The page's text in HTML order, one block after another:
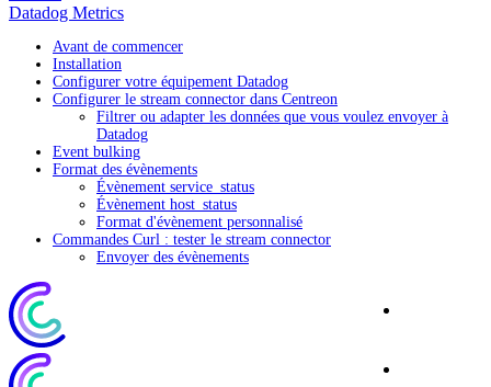
Datadog Metrics
Avant de commencer
Installation
Configurer votre équipement Datadog
Configurer le stream connector dans Centreon
Filtrer ou adapter les données que vous voulez envoyer à
Datadog
Event bulking
Format des évènements
Évènement service_status
Évènement host_status
Format d'évènement personnalisé
Commandes Curl : tester le stream connector
Envoyer des évènements